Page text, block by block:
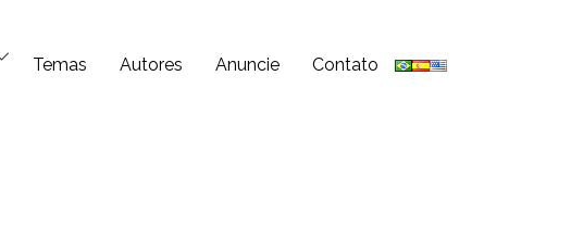
Temas Autores Anuncie Contato